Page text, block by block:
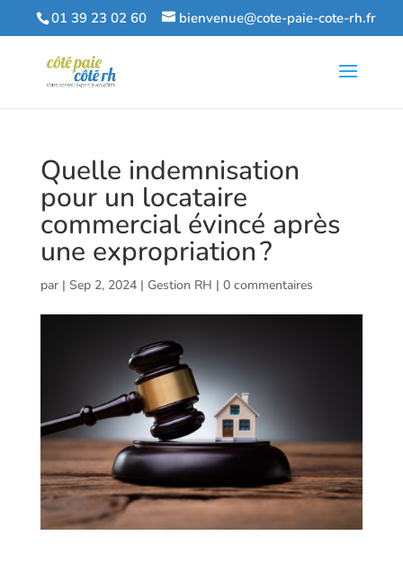
01 39 23 02 60 bienvenue@cote-paie-cote-rh.fr
Quelle indemnisation
pour un locataire
commercial évincé après
une expropriation ?
par | Sep 2, 2024| Gestion RH | 0 commentaires